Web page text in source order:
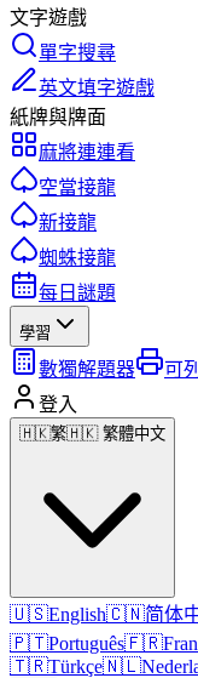
文字遊戲
單字搜尋
英文填字遊戲
紙牌與牌面
麻將連連看
空當接龍
新接龍
蜘蛛接龍
每日謎題
學習
數獨解題器 可
登入
🇭🇰繁🇭🇰 繁體中文
🇺🇸English🇨🇳简体
🇵🇹Português🇫🇷
🇹🇷Türkçe🇳🇱